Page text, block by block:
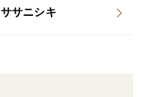
ササニシキ